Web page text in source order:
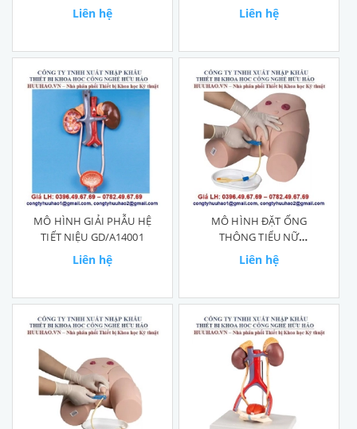
Liên hệ Liên hệ
MÔ HÌNH GIẢI PHẪU HỆ
TIẾT NIỆU GD/A14001
Liên hệ
MÔ HÌNH ĐẶT ỐNG
THÔNG TIỂU NỮ
GD/H17F
Liên hệ